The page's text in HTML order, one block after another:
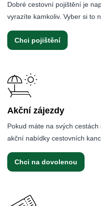
Dobré cestovní pojištění je
vyrazíte kamkoliv. Vyber si to
Chci pojištění
Akční zájezdy
Pokud máte na svých
akční nabídky cestovních
Chci na dovolenou